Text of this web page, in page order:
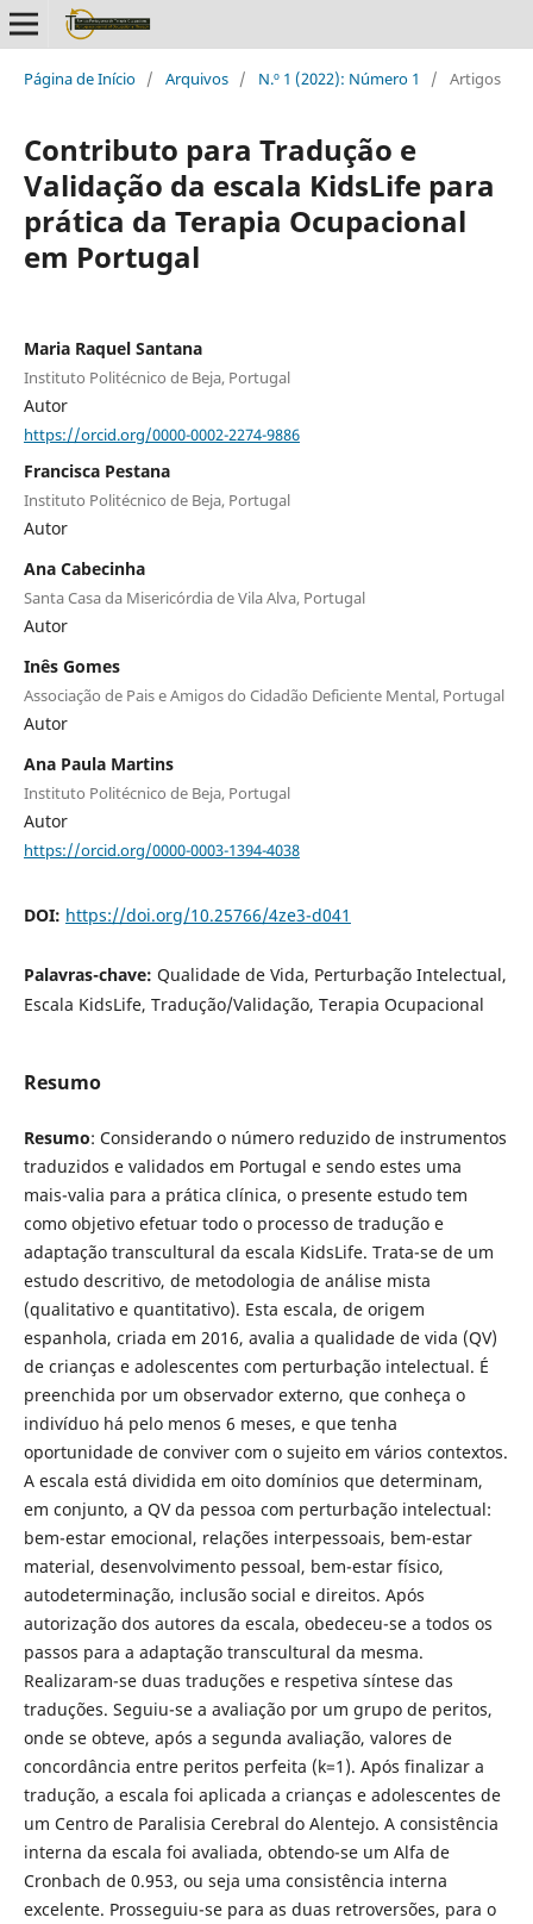
Página de Início / Arquivos / N.º 1 (2022): Número 1 / Artigos
Contributo para Tradução e
Validação da escala KidsLife para
prática da Terapia Ocupacional
em Portugal
Maria Raquel Santana
Instituto Politécnico de Beja, Portugal
Autor
https://orcid.org/0000-0002-2274-9886
Francisca Pestana
Instituto Politécnico de Beja, Portugal
Autor
Ana Cabecinha
Santa Casa da Misericórdia de Vila Alva, Portugal
Autor
Inês Gomes
Associação de Pais e Amigos do Cidadão Deficiente Mental, Portugal
Autor
Ana Paula Martins
Instituto Politécnico de Beja, Portugal
Autor
https://orcid.org/0000-0003-1394-4038
DOI: https://doi.org/10.25766/4ze3-d041
Palavras-chave: Qualidade de Vida, Perturbação Intelectual,
Escala KidsLife, Tradução/Validação, Terapia Ocupacional
Resumo
Resumo: Considerando o número reduzido de instrumentos
traduzidos e validados em Portugal e sendo estes uma
mais-valia para a prática clínica, o presente estudo tem
como objetivo efetuar todo o processo de tradução e
adaptação transcultural da escala KidsLife. Trata-se de um
estudo descritivo, de metodologia de análise mista
(qualitativo e quantitativo). Esta escala, de origem
espanhola, criada em 2016, avalia a qualidade de vida (QV)
de crianças e adolescentes com perturbação intelectual. É
preenchida por um observador externo, que conheça o
indivíduo há pelo menos 6 meses, e que tenha
oportunidade de conviver com o sujeito em vários contextos.
A escala está dividida em oito domínios que determinam,
em conjunto, a QV da pessoa com perturbação intelectual:
bem-estar emocional, relações interpessoais, bem-estar
material, desenvolvimento pessoal, bem-estar físico,
autodeterminação, inclusão social e direitos. Após
autorização dos autores da escala, obedeceu-se a todos os
passos para a adaptação transcultural da mesma.
Realizaram-se duas traduções e respetiva síntese das
traduções. Seguiu-se a avaliação por um grupo de peritos,
onde se obteve, após a segunda avaliação, valores de
concordância entre peritos perfeita (k=1). Após finalizar a
tradução, a escala foi aplicada a crianças e adolescentes de
um Centro de Paralisia Cerebral do Alentejo. A consistência
interna da escala foi avaliada, obtendo-se um Alfa de
Cronbach de 0.953, ou seja uma consistência interna
excelente. Prosseguiu-se para as duas retroversões, para o